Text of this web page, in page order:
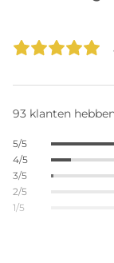
93 klanten
5/5
4/5
3/5
2/5
1/5